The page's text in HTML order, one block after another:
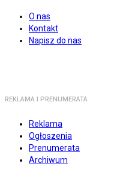
O nas
Kontakt
Napisz do nas
REKLAMA I PRENUMERATA
Reklama
Ogłoszenia
Prenumerata
Archiwum